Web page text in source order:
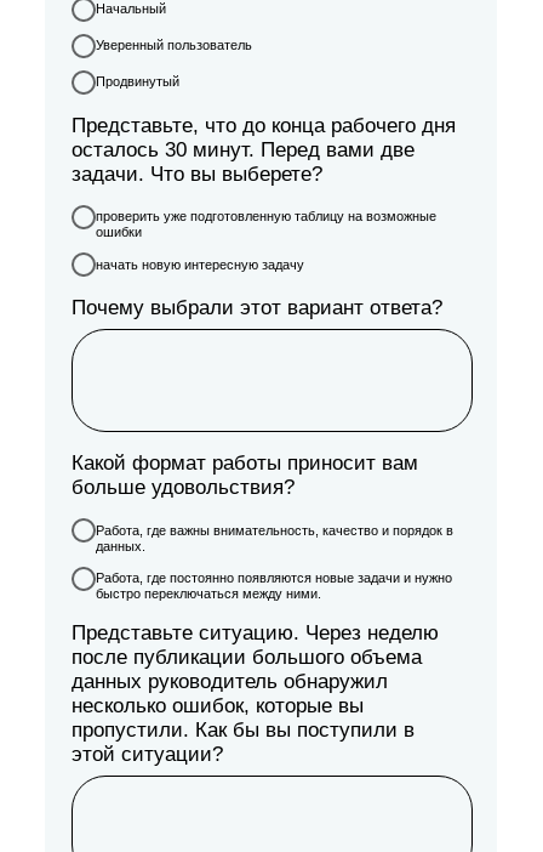
Начальный
Уверенный пользователь
Продвинутый
Представьте, что до конца рабочего дня
осталось 30 минут. Перед вами две
задачи. Что вы выберете?
проверить уже подготовленную таблицу на возможные
ошибки
начать новую интересную задачу
Почему выбрали этот вариант ответа?
Какой формат работы приносит вам
больше удовольствия?
Работа, где важны внимательность, качество и порядок в
данных.
Работа, где постоянно появляются новые задачи и нужно
быстро переключаться между ними.
Представьте ситуацию. Через неделю
после публикации большого объема
данных руководитель обнаружил
несколько ошибок, которые вы
пропустили. Как бы вы поступили в
этой ситуации?